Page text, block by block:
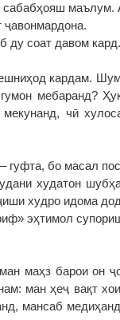
сабабҳояш
ду соат давом кард.
кардам.
мебаранд?
чӣ
гуфта, бо масал
худатон
худро идома
эҳтимол
маҳз барои он
ман ҳеҷ вақт
мансаб